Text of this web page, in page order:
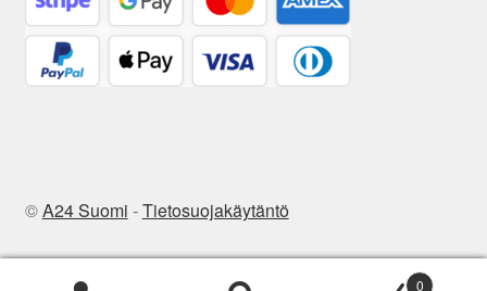
©A24 Suomi -Tietosuojakäytäntö
0